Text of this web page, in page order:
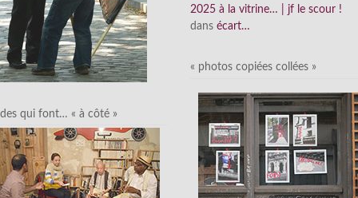
des qui font… « à côté »
2025 à la vitrine… | jf le scour !
dans écart…
« photos copiées collées »